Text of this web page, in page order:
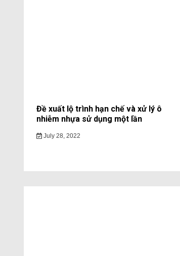
Đề xuất lộ trình hạn chế và xử lý ô
nhiễm nhựa sử dụng một lần
July 28, 2022